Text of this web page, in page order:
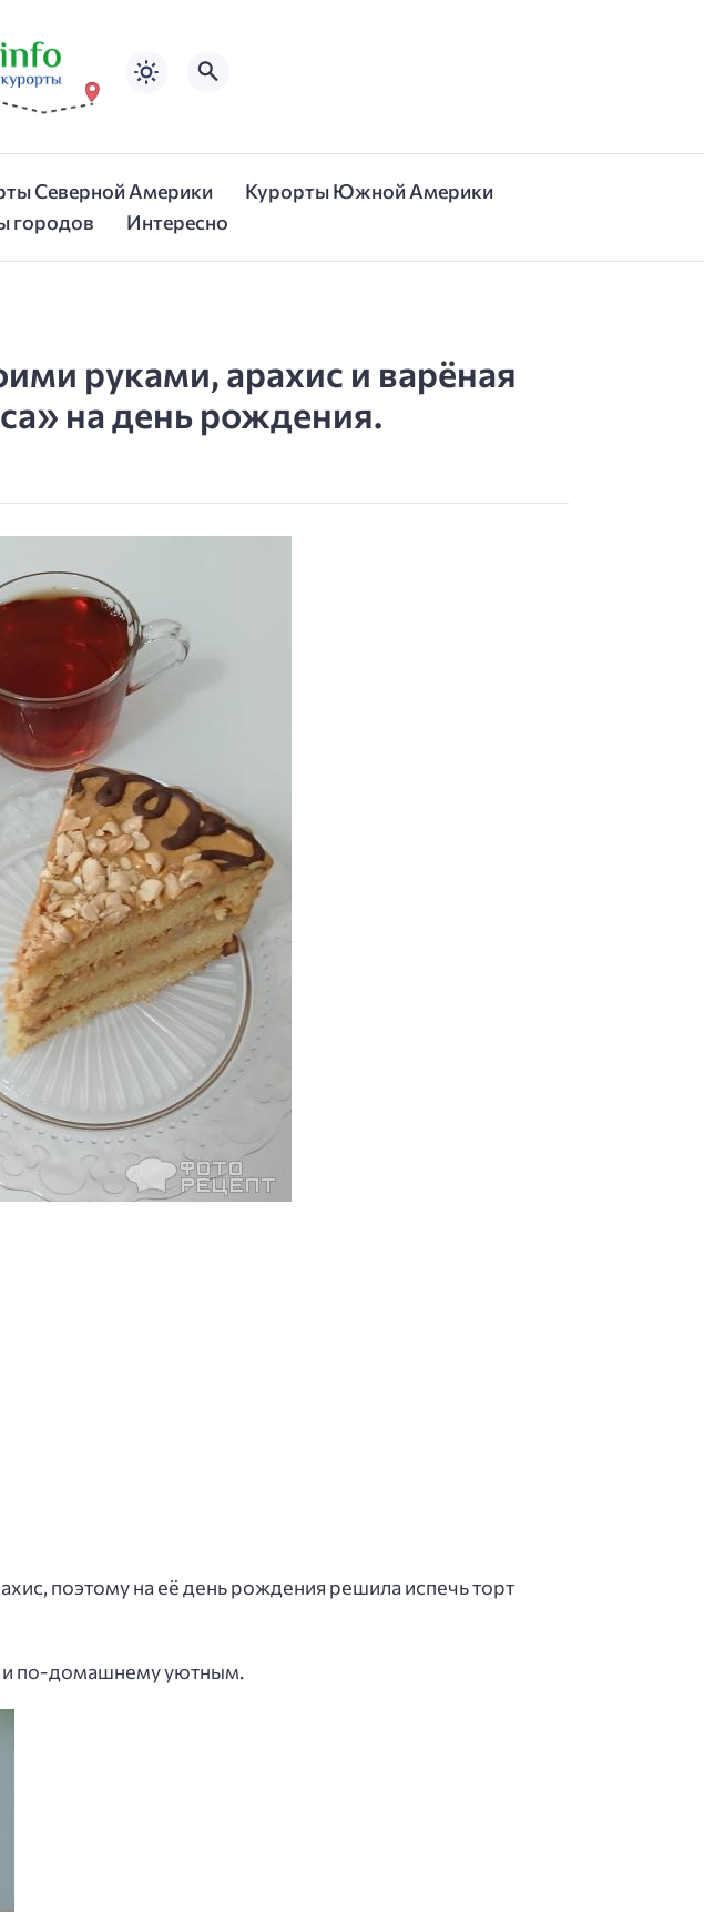
Северной Америки
Курорты Южной Америки
городов Интересно
руками, арахис и варёная
на день рождения.
поэтому на её день рождения решила испечь торт
и по-домашнему уютным.